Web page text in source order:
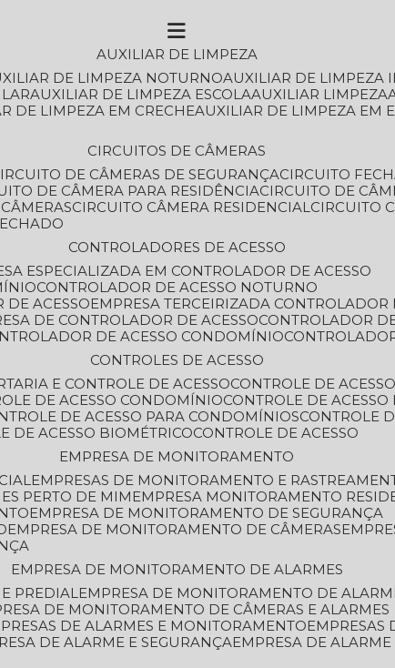
AUXILIAR DE LIMPEZA
DE LIMPEZA NOTURNO
AUXILIAR DE LIMPEZA
AUXILIAR DE LIMPEZA ESCOLA AUXILIAR LIMPEZA
DE LIMPEZA EM CRECHE
AUXILIAR DE LIMPEZA EM
CIRCUITOS DE CÂMERAS
CIRCUITO DE CÂMERAS DE SEGURANÇA
CIRCUITO
DE CÂMERA PARA RESIDÊNCIA
CIRCUITO DE
CÂMERAS CIRCUITO CÂMERA RESIDENCIAL
CIRCUITO
CONTROLADORES DE ACESSO
ESPECIALIZADA EM CONTROLADOR DE ACESSO
CONTROLADOR DE ACESSO NOTURNO
DE ACESSO
EMPRESA TERCEIRIZADA CONTROLADOR
DE CONTROLADOR DE ACESSO
CONTROLADOR
DE ACESSO CONDOMÍNIO
CONTROLES DE ACESSO
E CONTROLE DE ACESSO
CONTROLE DE
DE ACESSO CONDOMÍNIO
CONTROLE DE
DE ACESSO PARA CONDOMÍNIOS
CONTROLE
DE ACESSO BIOMÉTRICO
CONTROLE DE ACESSO
EMPRESA DE MONITORAMENTO
EMPRESAS DE MONITORAMENTO E
PERTO DE MIM
EMPRESA MONITORAMENTO
EMPRESA DE MONITORAMENTO DE SEGURANÇA
EMPRESA DE MONITORAMENTO DE CÂMERAS
EMPRESA DE MONITORAMENTO DE ALARMES
PREDIAL
EMPRESA DE MONITORAMENTO DE
DE MONITORAMENTO DE CÂMERAS E ALARMES
DE ALARMES E MONITORAMENTO
DE ALARME E SEGURANÇA
EMPRESA DE